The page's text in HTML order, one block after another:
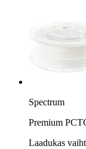
Spectrum
Premium
Laadukas